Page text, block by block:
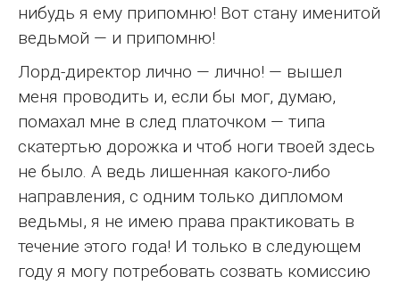
нибудь я ему припомню! Вот стану именитой
ведьмой — и припомню!
Лорд-директор лично — лично! — вышел
меня проводить и, если бы мог, думаю,
помахал мне в след платочком — типа
скатертью дорожка и чтоб ноги твоей здесь
не было. А ведь лишенная какого-либо
направления, с одним только дипломом
ведьмы, я не имею права практиковать в
течение этого года! И только в следующем
году я могу потребовать созвать комиссию